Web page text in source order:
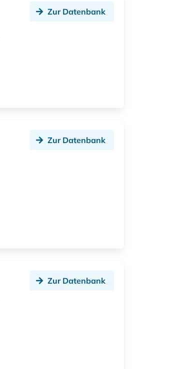
Zur Datenbank
Zur Datenbank
Zur Datenbank